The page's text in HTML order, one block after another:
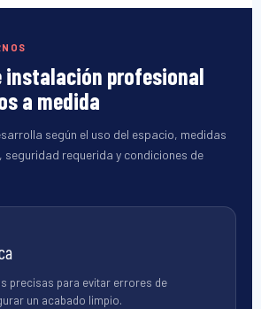
instalación profesional
a medida
según el uso del espacio, medidas
requerida y condiciones de
precisas para evitar errores de
un acabado limpio.